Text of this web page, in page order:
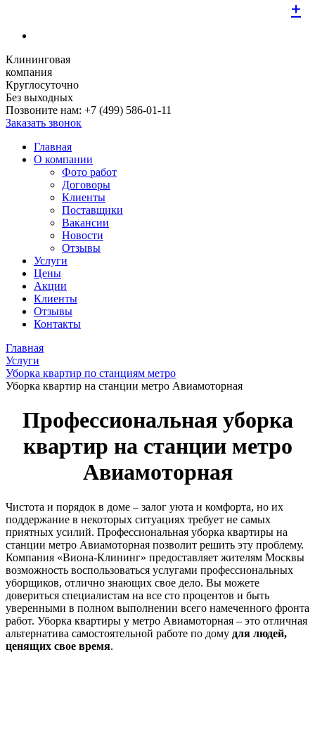
Клининговая
компания
Круглосуточно
Без выходных
Позвоните нам: +7 (499) 586-01-11
Заказать звонок
Главная
О компании
Фото работ
Договоры
Клиенты
Поставщики
Вакансии
Новости
Отзывы
Услуги
Цены
Акции
Клиенты
Отзывы
Контакты
Главная
Услуги
Уборка квартир по станциям метро
Уборка квартир на станции метро Авиамоторная
Профессиональная уборка
квартир на станции метро
Авиамоторная
Чистота и порядок в доме – залог уюта и комфорта, но их
поддержание в некоторых ситуациях требует не самых
приятных усилий. Профессиональная уборка квартиры на
станции метро Авиамоторная позволит решить эту проблему.
Компания «Виона-Клининг» предоставляет жителям Москвы
возможность воспользоваться услугами профессиональных
уборщиков, отлично знающих свое дело. Вы можете
довериться специалистам на все сто процентов и быть
уверенными в полном выполнении всего намеченного фронта
работ. Уборка квартиры у метро Авиамоторная – это отличная
альтернатива самостоятельной работе по дому для людей,
ценящих свое время.
+
+
+
+
+
+
+
+
+